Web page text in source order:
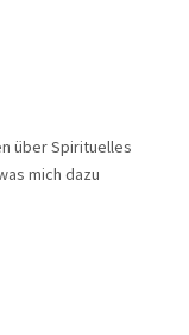
über Spirituelles
mich dazu